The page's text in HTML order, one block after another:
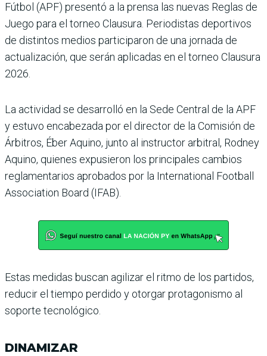
Fútbol (APF) presentó a la prensa las nuevas Reglas de
Juego para el torneo Clausura. Periodistas deportivos
de distintos medios participa­ron de una jornada de
actua­lización, que serán aplica­das en el torneo Clausura
2026.
La actividad se desarrolló en la Sede Central de la APF
y estuvo encabezada por el director de la Comisión de
Árbitros, Éber Aquino, junto al instructor arbi­tral, Rodney
Aquino, quie­nes expusieron los principa­les cambios
reglamentarios aprobados por la Interna­tional Football
Association Board (IFAB).
Estas medidas buscan agili­zar el ritmo de los partidos,
reducir el tiempo perdido y otorgar protagonismo al
soporte tecnológico.
DINAMIZAR